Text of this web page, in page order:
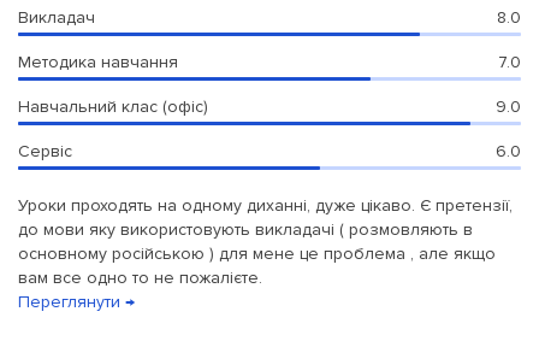
Викладач 8.0
Методика навчання 7.0
Навчальний клас (офіс) 9.0
Сервіс 6.0
Уроки проходять на одному диханні, дуже цікаво. Є претензії,
до мови яку використовують викладачі ( розмовляють в
основному російською ) для мене це проблема , але якщо
вам все одно то не пожалієте.
Переглянути →